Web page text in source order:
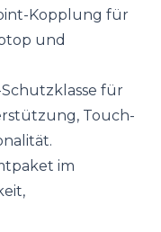
Kopplung für
und
Schutzklasse für
Touch-
im